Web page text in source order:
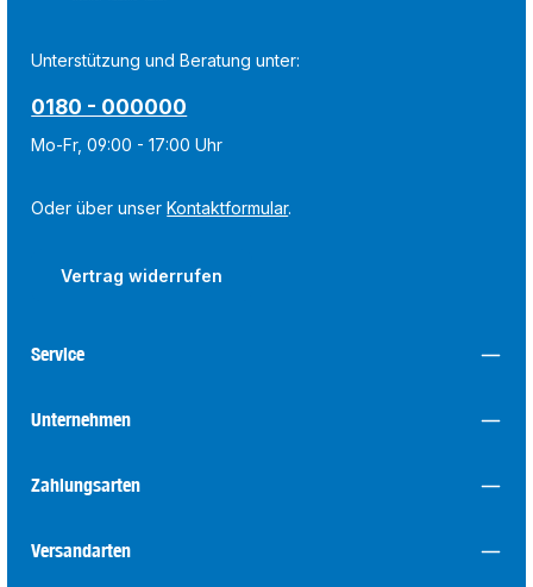
Unterstützung und Beratung unter:
0180 - 000000
Mo-Fr, 09:00 - 17:00 Uhr
Oder über unserKontaktformular.
Vertrag widerrufen
Service
Unternehmen
Zahlungsarten
Versandarten